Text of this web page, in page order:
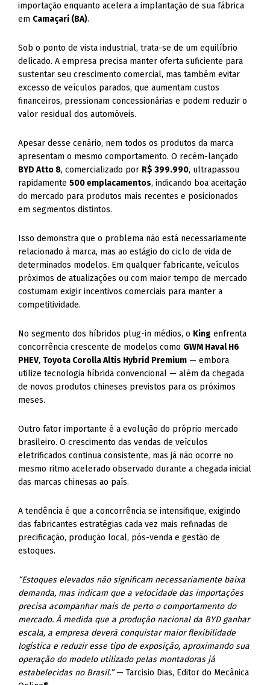
importação enquanto acelera a implantação de sua fábrica
em Camaçari (BA).
Sob o ponto de vista industrial, trata-se de um equilíbrio
delicado. A empresa precisa manter oferta suficiente para
sustentar seu crescimento comercial, mas também evitar
excesso de veículos parados, que aumentam custos
financeiros, pressionam concessionárias e podem reduzir o
valor residual dos automóveis.
Apesar desse cenário, nem todos os produtos da marca
apresentam o mesmo comportamento. O recém-lançado
BYD Atto 8, comercializado por R$ 399.990, ultrapassou
rapidamente500 emplacamentos, indicando boa aceitação
do mercado para produtos mais recentes e posicionados
em segmentos distintos.
Isso demonstra que o problema não está necessariamente
relacionado à marca, mas ao estágio do ciclo de vida de
determinados modelos. Em qualquer fabricante, veículos
próximos de atualizações ou com maior tempo de mercado
costumam exigir incentivos comerciais para manter a
competitividade.
No segmento dos híbridos plug-in médios, o King enfrenta
concorrência crescente de modelos como GWM Haval H6
PHEV,Toyota Corolla Altis Hybrid Premium — embora
utilize tecnologia híbrida convencional — além da chegada
de novos produtos chineses previstos para os próximos
meses.
Outro fator importante é a evolução do próprio mercado
brasileiro. O crescimento das vendas de veículos
eletrificados continua consistente, mas já não ocorre no
mesmo ritmo acelerado observado durante a chegada inicial
das marcas chinesas ao país.
A tendência é que a concorrência se intensifique, exigindo
das fabricantes estratégias cada vez mais refinadas de
precificação, produção local, pós-venda e gestão de
estoques.
“Estoques elevados não significam necessariamente baixa
demanda, mas indicam que a velocidade das importações
precisa acompanhar mais de perto o comportamento do
mercado. À medida que a produção nacional da BYD ganhar
escala, a empresa deverá conquistar maior flexibilidade
logística e reduzir esse tipo de exposição, aproximando sua
operação do modelo utilizado pelas montadoras já
estabelecidas no Brasil.”— Tarcisio Dias, Editor do Mecânica